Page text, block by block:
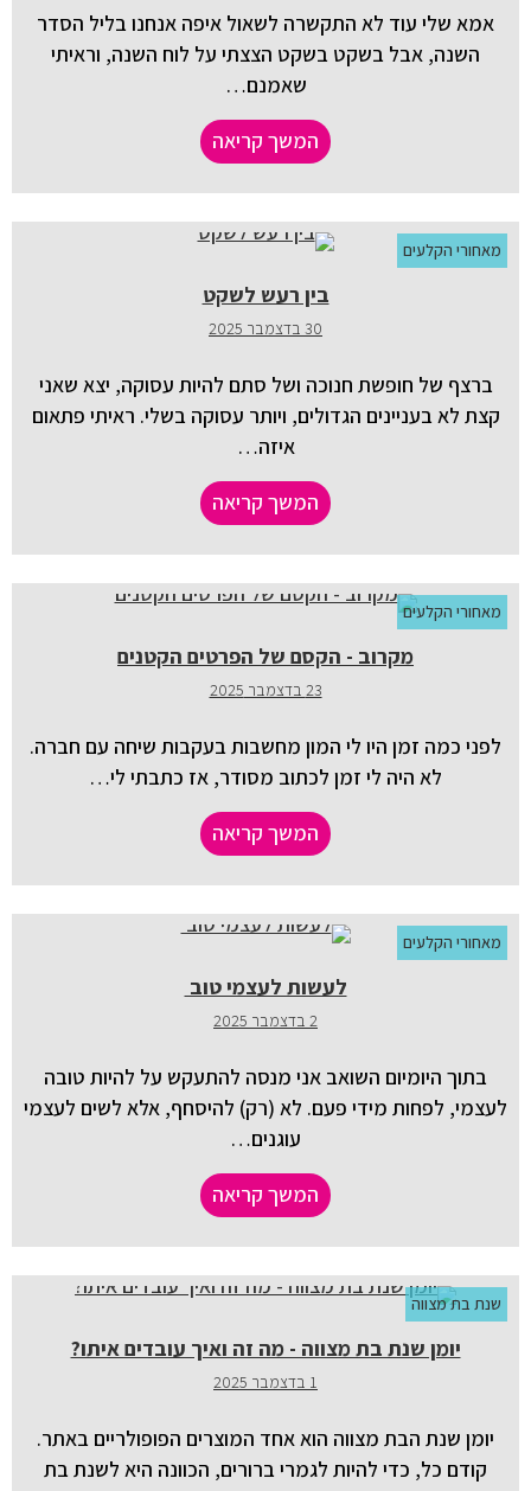
אמא שלי עוד לא התקשרה לשאול איפה אנחנו בליל הסדר
השנה, אבל בשקט בשקט הצצתי על לוח השנה, וראיתי
שאמנם…
המשך קריאה
מאחורי הקלעים
בין רעש לשקט
30 בדצמבר 2025
ברצף של חופשת חנוכה ושל סתם להיות עסוקה, יצא שאני
קצת לא בעניינים הגדולים, ויותר עסוקה בשלי. ראיתי פתאום
איזה…
המשך קריאה
מאחורי הקלעים
מקרוב - הקסם של הפרטים הקטנים
23 בדצמבר 2025
לפני כמה זמן היו לי המון מחשבות בעקבות שיחה עם חברה.
לא היה לי זמן לכתוב מסודר, אז כתבתי לי…
המשך קריאה
מאחורי הקלעים
לעשות לעצמי טוב
בתוך היומיום השואב אני מנסה להתעקש על להיות טובה
לעצמי, לפחות מידי פעם. לא (רק) להיסחף, אלא לשים לעצמי
עוגנים…
המשך קריאה
שנת בת מצווה
יומן שנת בת מצווה - מה זה ואיך עובדים איתו?
יומן שנת הבת מצווה הוא אחד המוצרים הפופולריים באתר.
קודם כל, כדי להיות לגמרי ברורים, הכוונה היא לשנת בת